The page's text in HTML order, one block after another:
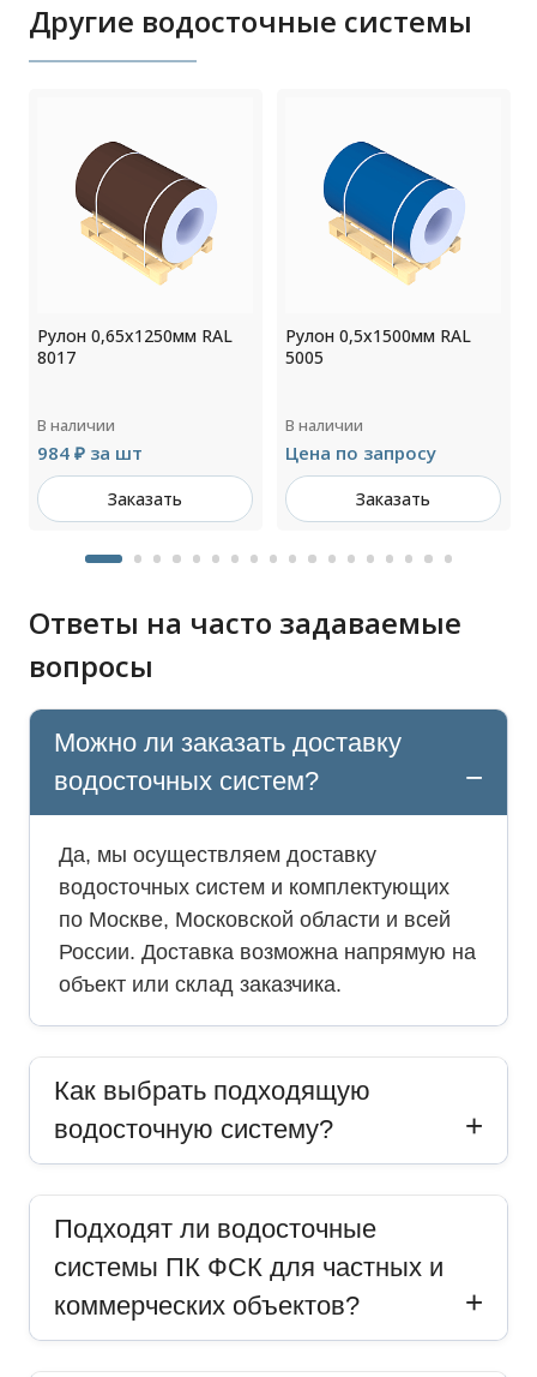
Другие водосточные системы
Рулон 0,65x1250мм RAL
8017
В наличии
984 ₽ за шт
Заказать
Рулон 0,5x1500мм RAL
5005
В наличии
Цена по запросу
Заказать
Ответы на часто задаваемые
вопросы
Можно ли заказать доставку
водосточных систем?
Да, мы осуществляем доставку
водосточных систем и комплектующих
по Москве, Московской области и всей
России. Доставка возможна напрямую на
объект или склад заказчика.
Как выбрать подходящую
водосточную систему?
Подходят ли водосточные
системы ПК ФСК для частных и
коммерческих объектов?